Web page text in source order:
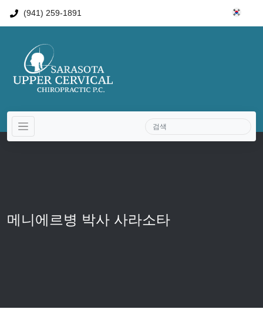
(941) 259-1891
메니에르병 박사 사라소타